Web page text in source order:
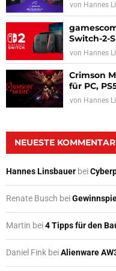
von Hannes
Switch-2-
von Hannes
Crimson
für PC,
von Hannes
NEUESTE
Hannes Linsbauer bei
Renate Busch bei
Martin bei4 Tipps für den
Daniel Fink beiAlienware